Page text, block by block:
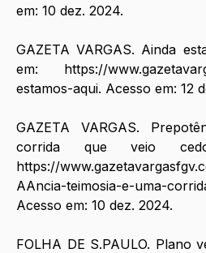
em: 10 dez. 2024.
GAZETA VARGAS. Ainda
em: https://
estamos-aqui. Acesso em: 12
GAZETA VARGAS.
https://
AAncia-teimosia-e-uma-
Acesso em: 10 dez. 2024.
FOLHA DE S.PAULO. Plano